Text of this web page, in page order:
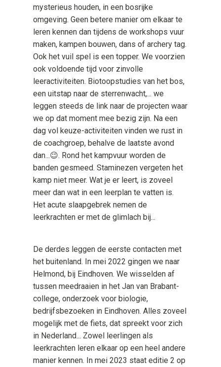
mysterieus houden, in een bosrijke
omgeving. Geen betere manier om elkaar te
leren kennen dan tijdens de workshops vuur
maken, kampen bouwen, dans of archery tag.
Ook het vuil spel is een topper. We voorzien
ook voldoende tijd voor zinvolle
leeractiviteiten. Biotoopstudies van het bos,
een uitstap naar de sterrenwacht,... we
leggen steeds de link naar de projecten waar
we op dat moment mee bezig zijn. Na een
dag vol keuze-activiteiten vinden we rust in
de coachgroep, behalve de laatste avond
dan...😉. Rond het kampvuur worden de
banden gesmeed. Staminezen vergeten het
kamp niet meer. Wat je er leert, is zoveel
meer dan wat in een leerplan te vatten is.
Het acute slaapgebrek nemen de
leerkrachten er met de glimlach bij...
De derdes leggen de eerste contacten met
het buitenland. In mei 2022 gingen we naar
Helmond, bij Eindhoven. We wisselden af
tussen meedraaien in het Jan van Brabant-
college, onderzoek voor biologie,
bedrijfsbezoeken in Eindhoven. Alles zoveel
mogelijk met de fiets, dat spreekt voor zich
in Nederland... Zowel leerlingen als
leerkrachten leren elkaar op een heel andere
manier kennen. In mei 2023 staat editie 2 op